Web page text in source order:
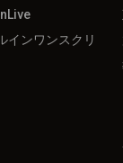
インワンスクリ